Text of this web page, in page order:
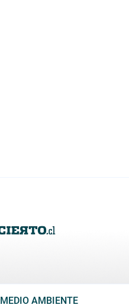
MEDIO AMBIENTE